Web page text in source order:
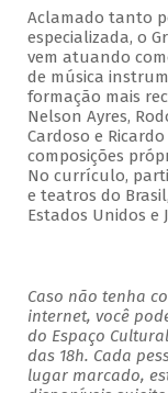
Aclamado tanto
especializada, o
vem atuando
de música
formação mais
Nelson Ayres,
Cardoso e
composições
No currículo,
e teatros do
Estados Unidos e
Caso não tenha
internet, você
do Espaço
das 18h. Cada
lugar marcado,